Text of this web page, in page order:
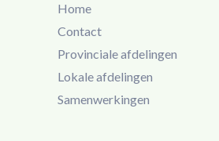
Home
Contact
Provinciale afdelingen
Lokale afdelingen
Samenwerkingen